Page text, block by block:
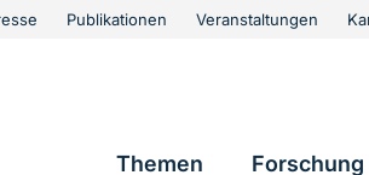
Publikationen Veranstaltungen
Themen